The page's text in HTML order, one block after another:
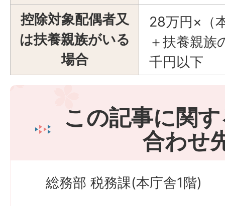
控除対象配偶者又
は扶養親族がいる
場合
28万円×（
＋扶養親族
千円以下
この記事に関
合わせ
総務部 税務課(本庁舎1階)